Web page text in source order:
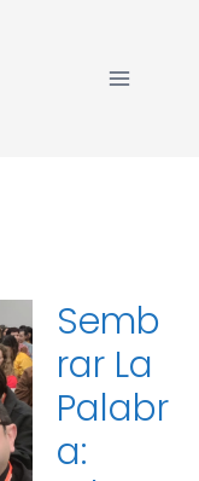
Semb
Rar La
Palabr
A: